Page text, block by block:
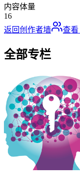
内容体量
16
返回创作者墙
查看
全部专栏